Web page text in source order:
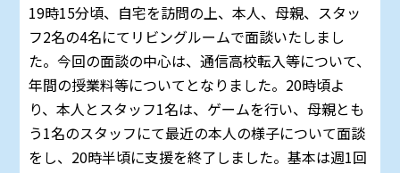
19時15分頃、自宅を訪問の上、本人、母親、スタッ
フ2名の4名にてリビングルームで面談いたしまし
た。今回の面談の中心は、通信高校転入等について、
年間の授業料等についてとなりました。20時頃よ
り、本人とスタッフ1名は、ゲームを行い、母親とも
う1名のスタッフにて最近の本人の様子について面談
をし、20時半頃に支援を終了しました。基本は週1回